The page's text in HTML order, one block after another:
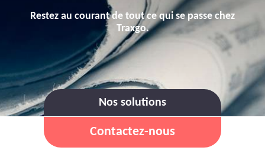
Restez au courant de tout ce qui se passe chez
Traxgo.
Nos solutions
Contactez-nous